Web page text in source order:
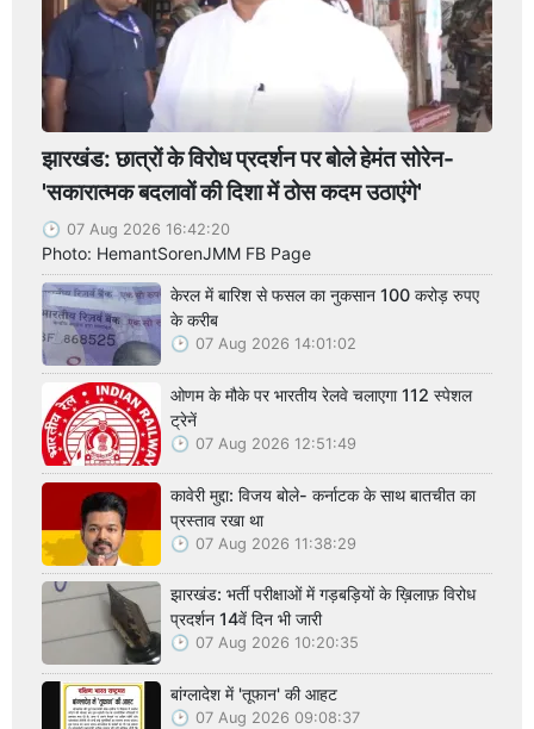
झारखंड: छात्रों के विरोध प्रदर्शन पर बोले हेमंत सोरेन-
'सकारात्मक बदलावों की दिशा में ठोस कदम उठाएंगे'
07 Aug 2026 16:42:20
Photo: HemantSorenJMM FB Page
केरल में बारिश से फसल का नुकसान 100 करोड़ रुपए
के करीब
07 Aug 2026 14:01:02
ओणम के मौके पर भारतीय रेलवे चलाएगा 112 स्पेशल
ट्रेनें
07 Aug 2026 12:51:49
कावेरी मुद्दा: विजय बोले- कर्नाटक के साथ बातचीत का
प्रस्ताव रखा था
07 Aug 2026 11:38:29
झारखंड: भर्ती परीक्षाओं में गड़बड़ियों के ख़िलाफ़ विरोध
प्रदर्शन 14वें दिन भी जारी
07 Aug 2026 10:20:35
बांग्लादेश में 'तूफान' की आहट
07 Aug 2026 09:08:37